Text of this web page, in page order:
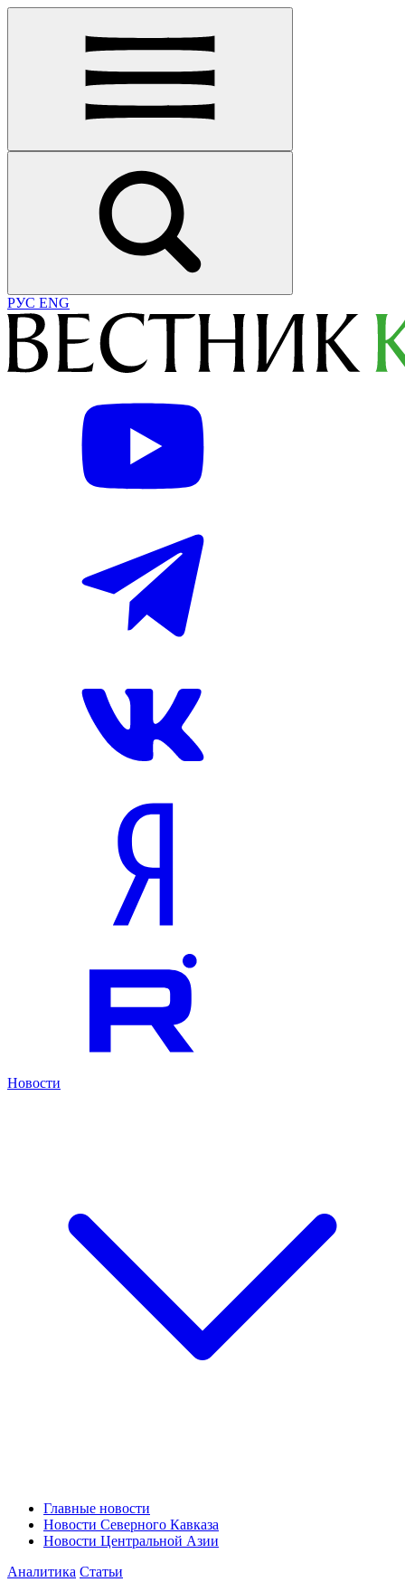
РУС ENG
Новости
Главные новости
Новости Северного Кавказа
Новости Центральной Азии
Аналитика Статьи